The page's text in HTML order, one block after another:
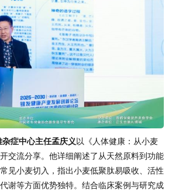
症中心主任孟庆义 以《人体健康：从小麦
交流分享。他详细阐述了从天然原料到功能
见小麦切入，指出小麦低聚肽易吸收、活性
谢等方面优势独特。结合临床案例与研究成